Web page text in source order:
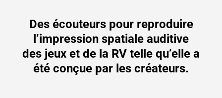
Des écouteurs pour reproduire
l’impression spatiale auditive
des jeux et de la RV telle qu’elle a
été conçue par les créateurs.